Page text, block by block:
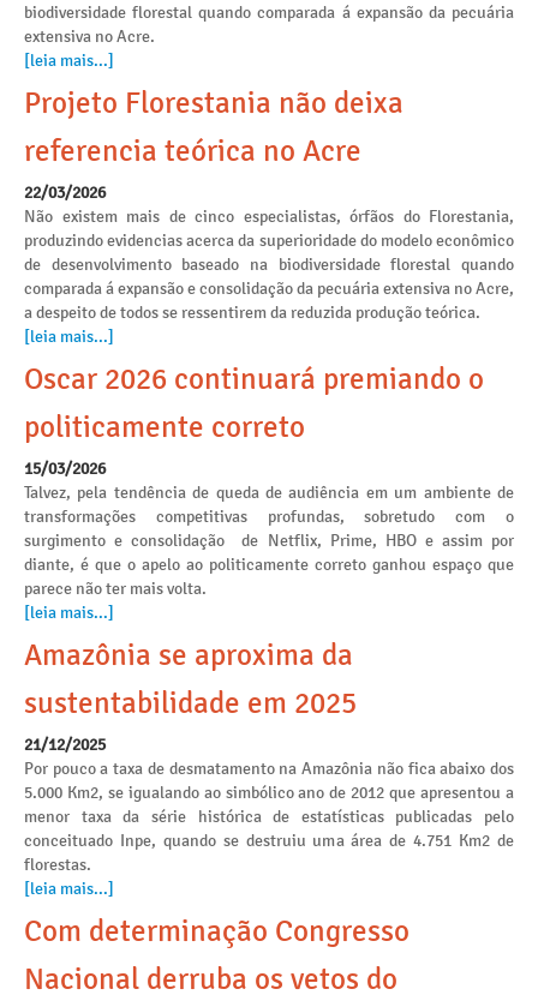
biodiversidade florestal quando comparada á expansão da pecuária
extensiva no Acre.
[leia mais...]
Projeto Florestania não deixa
referencia teórica no Acre
22/03/2026
Não existem mais de cinco especialistas, órfãos do Florestania,
produzindo evidencias acerca da superioridade do modelo econômico
de desenvolvimento baseado na biodiversidade florestal quando
comparada á expansão e consolidação da pecuária extensiva no Acre,
a despeito de todos se ressentirem da reduzida produção teórica.
[leia mais...]
Oscar 2026 continuará premiando o
politicamente correto
15/03/2026
Talvez, pela tendência de queda de audiência em um ambiente de
transformações competitivas profundas, sobretudo com o
surgimento e consolidação de Netflix, Prime, HBO e assim por
diante, é que o apelo ao politicamente correto ganhou espaço que
parece não ter mais volta.
[leia mais...]
Amazônia se aproxima da
sustentabilidade em 2025
21/12/2025
Por pouco a taxa de desmatamento na Amazônia não fica abaixo dos
5.000 Km2, se igualando ao simbólico ano de 2012 que apresentou a
menor taxa da série histórica de estatísticas publicadas pelo
conceituado Inpe, quando se destruiu uma área de 4.751 Km2 de
florestas.
[leia mais...]
Com determinação Congresso
Nacional derruba os vetos do